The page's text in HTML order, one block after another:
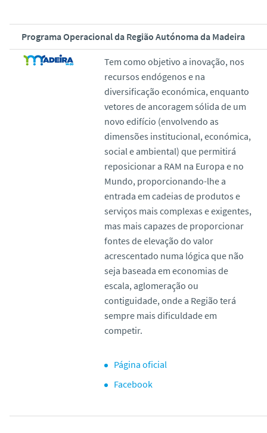
Programa Operacional da Região Autónoma da Madeira
Tem como objetivo a inovação, nos
recursos endógenos e na
diversificação económica, enquanto
vetores de ancoragem sólida de um
novo edifício (envolvendo as
dimensões institucional, económica,
social e ambiental) que permitirá
reposicionar a RAM na Europa e no
Mundo, proporcionando-lhe a
entrada em cadeias de produtos e
serviços mais complexas e exigentes,
mas mais capazes de proporcionar
fontes de elevação do valor
acrescentado numa lógica que não
seja baseada em economias de
escala, aglomeração ou
contiguidade, onde a Região terá
sempre mais dificuldade em
competir.
Página oficial
Facebook